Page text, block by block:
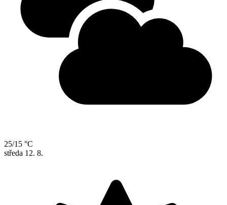
25/15 °C
středa 12. 8.